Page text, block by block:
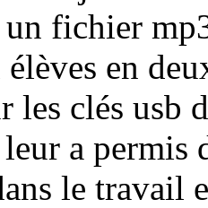
fichier
en
les clés usb
a
le travail